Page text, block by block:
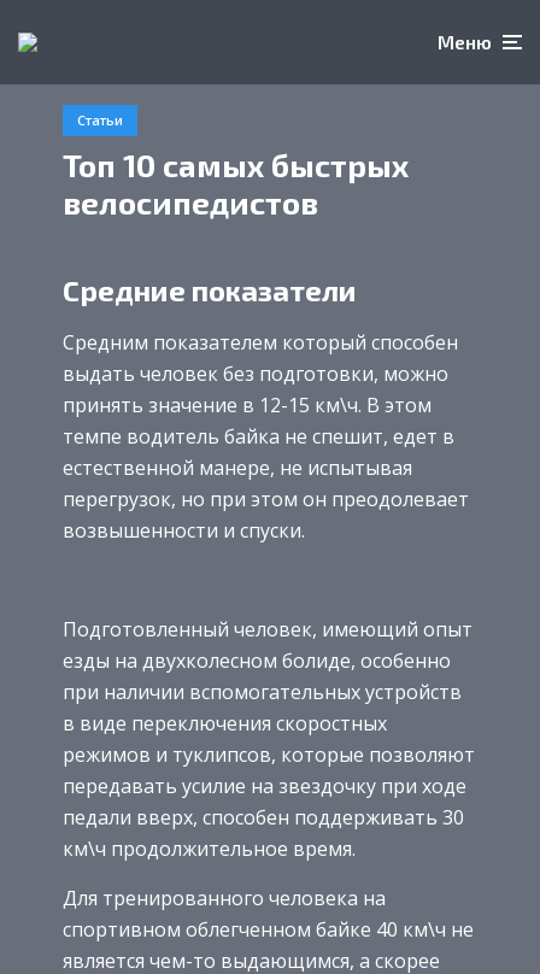
Меню
Статьи
Топ 10 самых быстрых
велосипедистов
Средние показатели
Средним показателем который способен
выдать человек без подготовки, можно
принять значение в 12-15 км\ч. В этом
темпе водитель байка не спешит, едет в
естественной манере, не испытывая
перегрузок, но при этом он преодолевает
возвышенности и спуски.
Подготовленный человек, имеющий опыт
езды на двухколесном болиде, особенно
при наличии вспомогательных устройств
в виде переключения скоростных
режимов и туклипсов, которые позволяют
передавать усилие на звездочку при ходе
педали вверх, способен поддерживать 30
км\ч продолжительное время.
Для тренированного человека на
спортивном облегченном байке 40 км\ч не
является чем-то выдающимся, а скорее